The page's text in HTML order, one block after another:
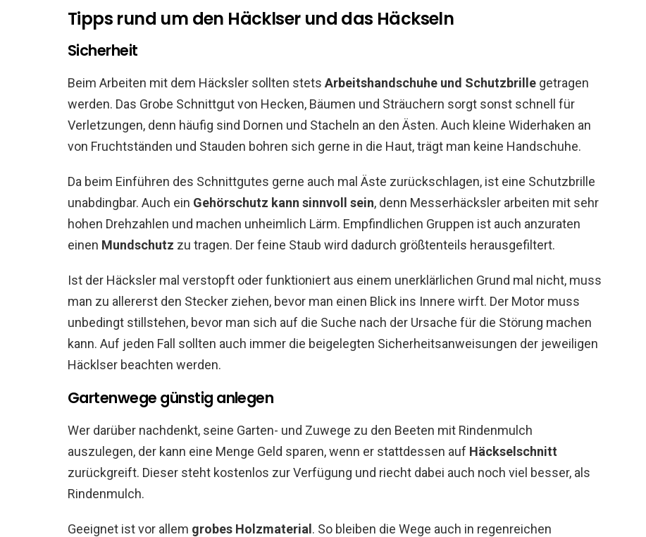
Tipps rund um den Häcklser und das Häckseln
Sicherheit
Beim Arbeiten mit dem Häcksler sollten stets Arbeitshandschuhe und Schutzbrille getragen
werden. Das Grobe Schnittgut von Hecken, Bäumen und Sträuchern sorgt sonst schnell für
Verletzungen, denn häufig sind Dornen und Stacheln an den Ästen. Auch kleine Widerhaken an
von Fruchtständen und Stauden bohren sich gerne in die Haut, trägt man keine Handschuhe.
Da beim Einführen des Schnittgutes gerne auch mal Äste zurückschlagen, ist eine Schutzbrille
unabdingbar. Auch ein Gehörschutz kann sinnvoll sein, denn Messerhäcksler arbeiten mit sehr
hohen Drehzahlen und machen unheimlich Lärm. Empfindlichen Gruppen ist auch anzuraten
einen Mundschutz zu tragen. Der feine Staub wird dadurch größtenteils herausgefiltert.
Ist der Häcksler mal verstopft oder funktioniert aus einem unerklärlichen Grund mal nicht, muss
man zu allererst den Stecker ziehen, bevor man einen Blick ins Innere wirft. Der Motor muss
unbedingt stillstehen, bevor man sich auf die Suche nach der Ursache für die Störung machen
kann. Auf jeden Fall sollten auch immer die beigelegten Sicherheitsanweisungen der jeweiligen
Häcklser beachten werden.
Gartenwege günstig anlegen
Wer darüber nachdenkt, seine Garten- und Zuwege zu den Beeten mit Rindenmulch
auszulegen, der kann eine Menge Geld sparen, wenn er stattdessen auf Häckselschnitt
zurückgreift. Dieser steht kostenlos zur Verfügung und riecht dabei auch noch viel besser, als
Rindenmulch.
Geeignet ist vor allem grobes Holzmaterial . So bleiben die Wege auch in regenreichen